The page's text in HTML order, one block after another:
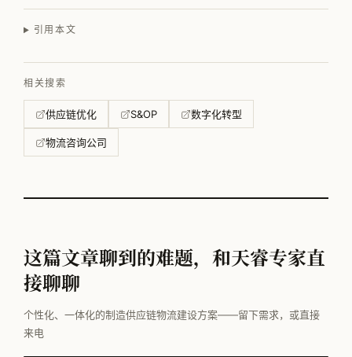
引用本文
相关搜索
供应链优化 S&OP 数字化转型
物流咨询公司
这篇文章聊到的难题，和天睿专家直
接聊聊
个性化、一体化的制造供应链物流建设方案——留下需求，或直接
来电